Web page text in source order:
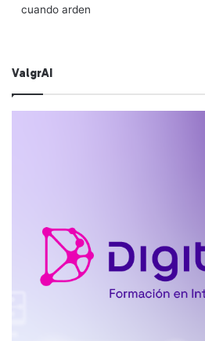
cuando arden
ValgrAI